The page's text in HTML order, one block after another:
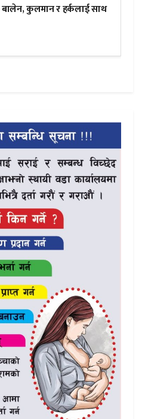
कुलमान र हर्कलाई साथ